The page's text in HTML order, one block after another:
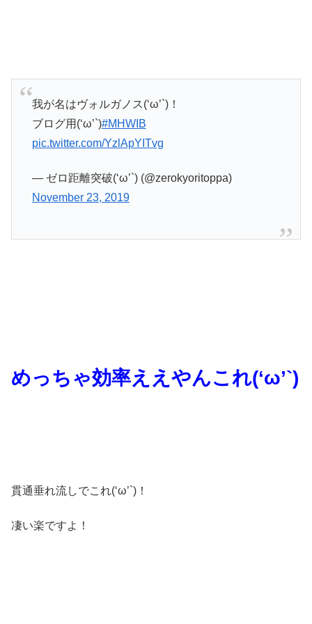
我が名はヴォルガノス(‘ω’`)！
ブログ用(‘ω’`)#MHWIB
pic.twitter.com/YzlApYITvg
— ゼロ距離突破(‘ω’`) (@zerokyoritoppa)
November 23, 2019
めっちゃ効率ええやんこれ(‘ω’`)
貫通垂れ流しでこれ(‘ω’`)！
凄い楽ですよ！